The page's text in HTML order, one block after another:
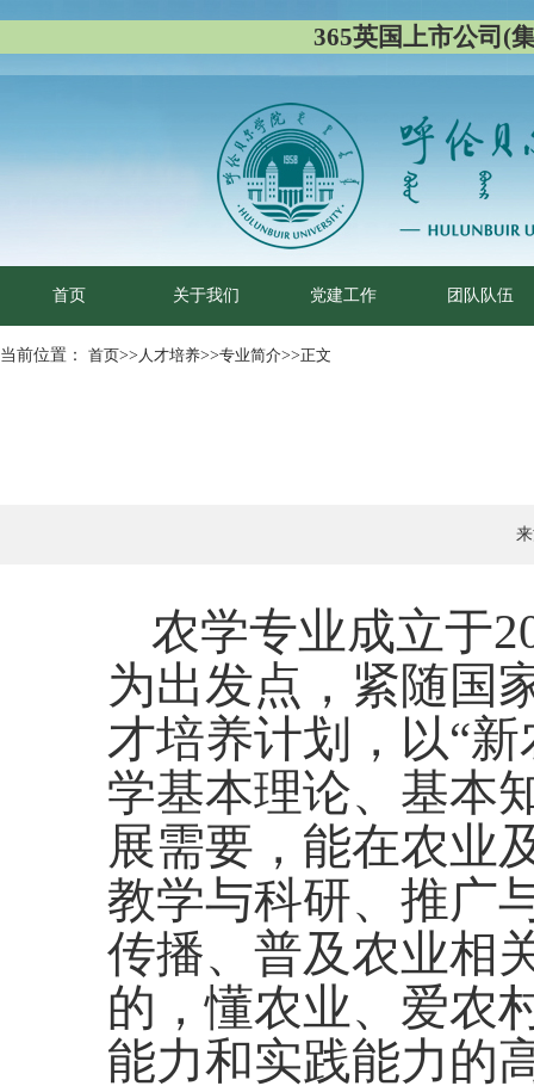
365英国上市公司(
首页 关于我们 党建工作 团队队伍
当前位置： 首页>> 人才培养>>专业简介>>正文
农学专业成立于
为出发点，紧随国
才培养计划，以“
学基本理论、基本
展需要，能在农业
教学与科研、推广
传播、普及农业相
的，懂农业、爱农
能力和实践能力的